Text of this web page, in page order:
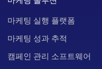
마케팅 실행 플랫폼
마케팅 성과 추적
캠페인 관리 소프트웨어